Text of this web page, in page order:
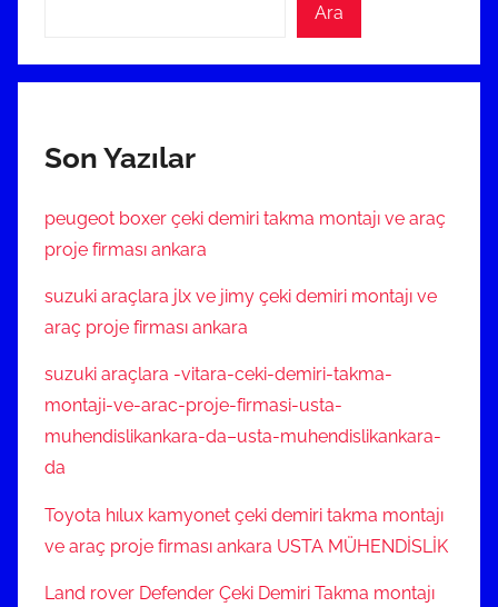
Ara
Son Yazılar
peugeot boxer çeki demiri takma montajı ve araç
proje firması ankara
suzuki araçlara jlx ve jimy çeki demiri montajı ve
araç proje firması ankara
suzuki araçlara -vitara-ceki-demiri-takma-
montaji-ve-arac-proje-firmasi-usta-
muhendislikankara-da–usta-muhendislikankara-
da
Toyota hılux kamyonet çeki demiri takma montajı
ve araç proje firması ankara USTA MÜHENDİSLİK
Land rover Defender Çeki Demiri Takma montajı